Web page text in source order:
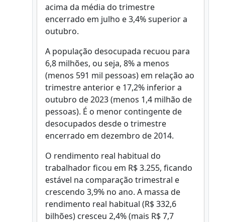
acima da média do trimestre
encerrado em julho e 3,4% superior a
outubro.
A população desocupada recuou para
6,8 milhões, ou seja, 8% a menos
(menos 591 mil pessoas) em relação ao
trimestre anterior e 17,2% inferior a
outubro de 2023 (menos 1,4 milhão de
pessoas). É o menor contingente de
desocupados desde o trimestre
encerrado em dezembro de 2014.
O rendimento real habitual do
trabalhador ficou em R$ 3.255, ficando
estável na comparação trimestral e
crescendo 3,9% no ano. A massa de
rendimento real habitual (R$ 332,6
bilhões) cresceu 2,4% (mais R$ 7,7